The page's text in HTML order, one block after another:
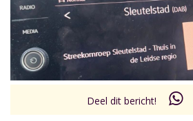
Deel dit bericht!